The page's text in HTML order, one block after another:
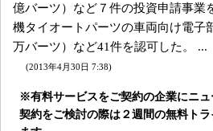
億バーツ）など７件の投資申請事業
機タイオートパーツの車両向け電子
万バーツ）など41件を認可した。 ...
(2013年4月30日 7:38)
※有料サービスをご契約の企業にニュ
契約をご検討の際は２週間の無料ト